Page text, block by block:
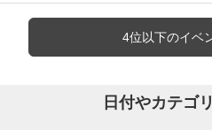
4位以下のイベ
日付やカテゴ